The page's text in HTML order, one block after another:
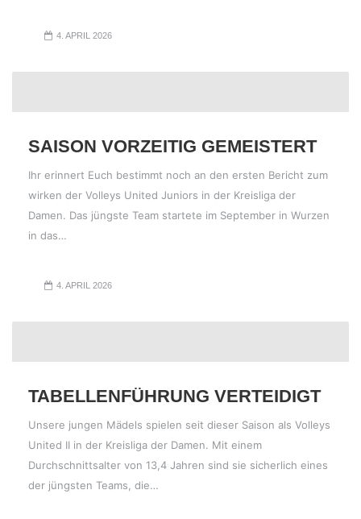
4. APRIL 2026
SAISON VORZEITIG GEMEISTERT
Ihr erinnert Euch bestimmt noch an den ersten Bericht zum
wirken der Volleys United Juniors in der Kreisliga der
Damen. Das jüngste Team startete im September in Wurzen
in das…
4. APRIL 2026
TABELLENFÜHRUNG VERTEIDIGT
Unsere jungen Mädels spielen seit dieser Saison als Volleys
United II in der Kreisliga der Damen. Mit einem
Durchschnittsalter von 13,4 Jahren sind sie sicherlich eines
der jüngsten Teams, die…